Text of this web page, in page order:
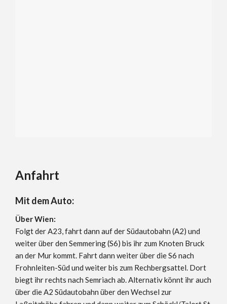
Anfahrt
Mit dem Auto:
Über Wien:
Folgt der A23, fahrt dann auf der Südautobahn (A2) und
weiter über den Semmering (S6) bis ihr zum Knoten Bruck
an der Mur kommt. Fahrt dann weiter über die S6 nach
Frohnleiten-Süd und weiter bis zum Rechbergsattel. Dort
biegt ihr rechts nach Semriach ab. Alternativ könnt ihr auch
über die A2 Südautobahn über den Wechsel zur